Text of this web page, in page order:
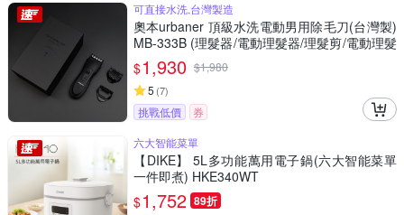
可直接水洗,台灣製造
奧本urbaner 頂級水洗電動男用除毛刀(台灣製)
MB-333B (理髮器/電動理髮器/理髮剪/電動理髮
剪/理髮/理髮電剪/電推)
$1,930 $1,980
5 (7)
挑戰低價
券
六大智能菜單
【DIKE】 5L多功能萬用電子鍋(六大智能菜單
一件即煮) HKE340WT
$1,752 89折